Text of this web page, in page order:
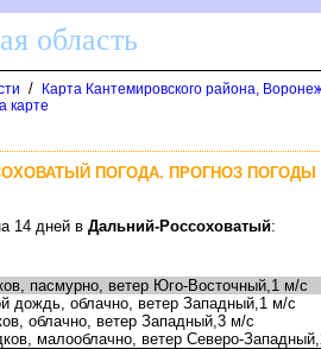
область
/
Карта Кантемировского района,
карте
ПОГОДА. ПРОГНОЗ
14 дней Дальний-Россоховатый:
пасмурно, ветер Юго-Восточный,1 м/с
облачно, ветер Западный,1 м/с
облачно, ветер Западный,3 м/с
малооблачно, ветер Северо-